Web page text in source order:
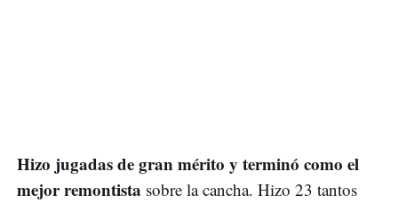
Hizo jugadas de gran mérito y terminó como el
mejor remontista sobre la cancha. Hizo 23 tantos